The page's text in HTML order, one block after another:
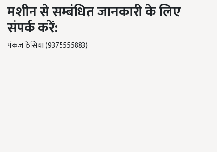
मशीन से सम्बंधित जानकारी के लिए
संपर्क करें:
पंकज ठेसिया (9375555883)